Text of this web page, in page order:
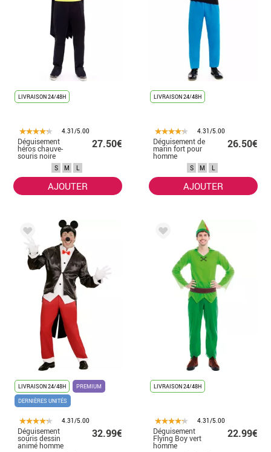
LIVRAISON 24/48H
4.31/5.00
Déguisement
héros chauve-
souris noire
27.50€
S M L
AJOUTER
LIVRAISON 24/48H
4.31/5.00
Déguisement de
marin fort pour
homme
26.50€
S M L
AJOUTER
LIVRAISON 24/48H
PREMIUM
DERNIÈRES UNITÉS
4.31/5.00
Déguisement
souris dessin
animé homme
32.99€
LIVRAISON 24/48H
4.31/5.00
Déguisement
Flying Boy vert
homme
22.99€